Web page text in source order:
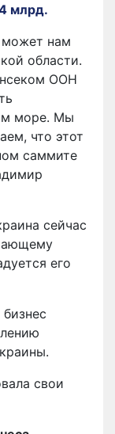
млрд.
может нам
области.
ООН
море. Мы
что этот
саммите
сейчас
его
свои